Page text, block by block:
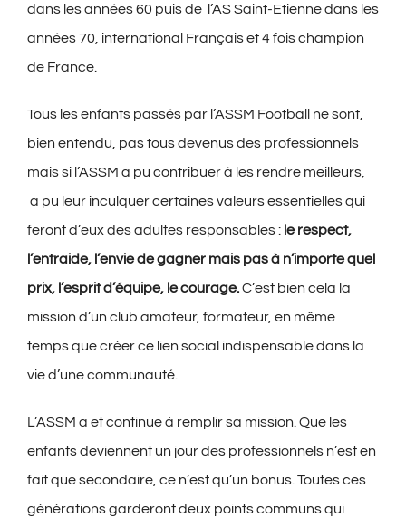
dans les années 60 puis de l’AS Saint-Etienne dans les
années 70, international Français et 4 fois champion
de France.
Tous les enfants passés par l’ASSM Football ne sont,
bien entendu, pas tous devenus des professionnels
mais si l’ASSM a pu contribuer à les rendre meilleurs,
a pu leur inculquer certaines valeurs essentielles qui
feront d’eux des adultes responsables : le respect,
l’entraide, l’envie de gagner mais pas à n’importe quel
prix, l’esprit d’équipe, le courage.C’est bien cela la
mission d’un club amateur, formateur, en même
temps que créer ce lien social indispensable dans la
vie d’une communauté.
L’ASSM a et continue à remplir sa mission. Que les
enfants deviennent un jour des professionnels n’est en
fait que secondaire, ce n’est qu’un bonus. Toutes ces
générations garderont deux points communs qui